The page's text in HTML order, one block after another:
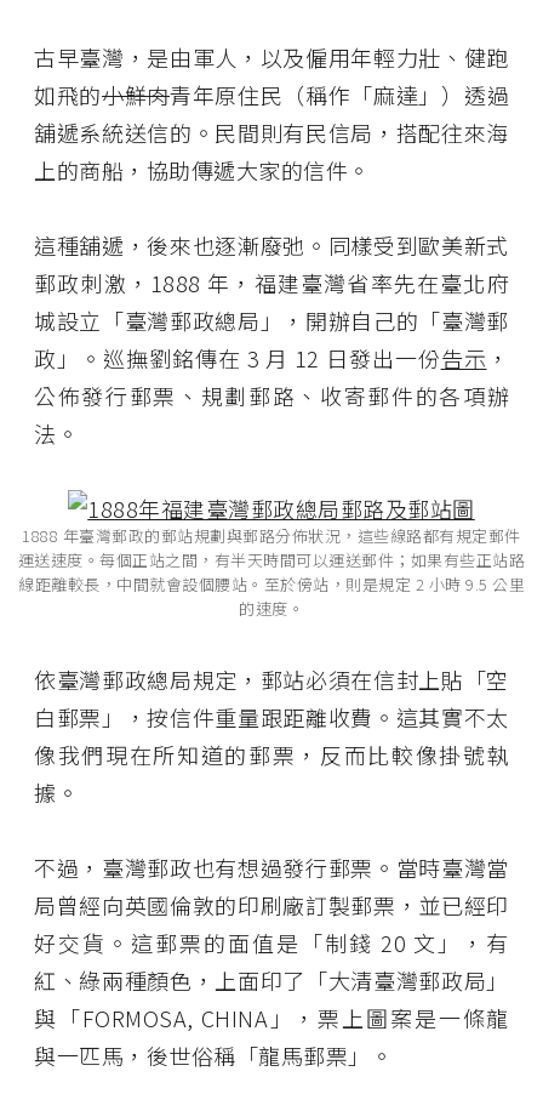
古早臺灣，是由軍人，以及僱用年輕力壯、健跑
如飛的小鮮肉青年原住民（稱作「麻達」）透過
舖遞系統送信的。民間則有民信局，搭配往來海
上的商船，協助傳遞大家的信件。
這種舖遞，後來也逐漸廢弛。同樣受到歐美新式
郵政刺激，1888 年，福建臺灣省率先在臺北府
城設立「臺灣郵政總局」，開辦自己的「臺灣郵
政」。巡撫劉銘傳在 3 月 12 日發出一份告示 ，
公佈發行郵票、規劃郵路、收寄郵件的各項辦
法。
1888 年臺灣郵政的郵站規劃與郵路分佈狀況，這些線路都有規定郵件
運送速度。每個正站之間，有半天時間可以運送郵件；如果有些正站路
線距離較長，中間就會設個腰站。至於傍站，則是規定 2 小時 9.5 公里
的速度。
依臺灣郵政總局規定，郵站必須在信封上貼「空
白郵票」，按信件重量跟距離收費。這其實不太
像我們現在所知道的郵票，反而比較像掛號執
據。
不過，臺灣郵政也有想過發行郵票。當時臺灣當
局曾經向英國倫敦的印刷廠訂製郵票，並已經印
好交貨。這郵票的面值是「制錢 20 文」，有
紅、綠兩種顏色，上面印了「大清臺灣郵政局」
與「FORMOSA, CHINA」，票上圖案是一條龍
與一匹馬，後世俗稱「龍馬郵票」。